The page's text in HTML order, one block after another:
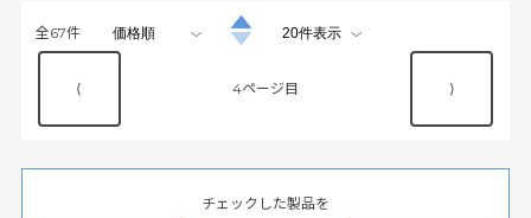
全67件
⟨ 4 ⟩
チェックした製品を